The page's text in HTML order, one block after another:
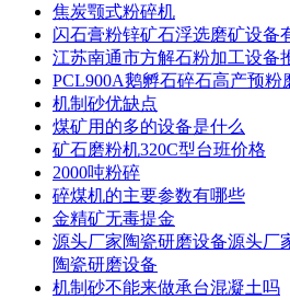
焦炭颚式粉碎机
闪石膏粉锌矿石浮选磨矿设备
江苏南通市方解石粉加工设备
PCL900A鹅孵石碎石高产预粉
机制砂优缺点
煤矿用的多的设备是什么
矿石磨粉机320C型台班价格
2000吨粉碎
碎煤机的主要参数有哪些
金精矿无毒提金
源头厂家陶瓷研磨设备源头厂
陶瓷研磨设备
机制砂不能来做承台混凝土吗